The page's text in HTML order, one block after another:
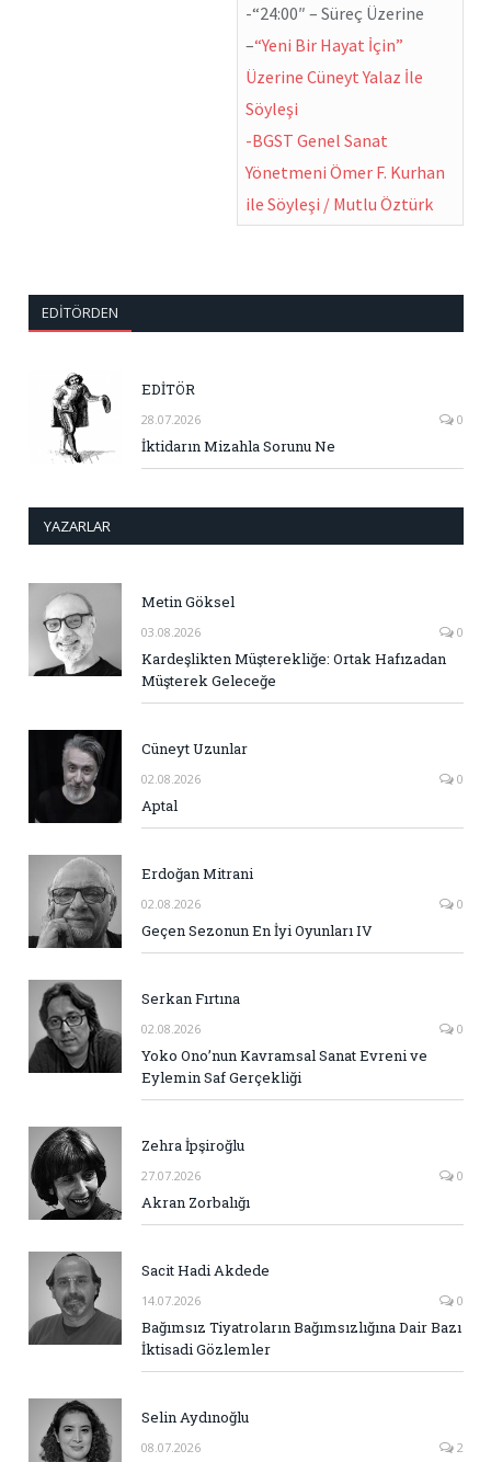
-“24:00″ – Süreç Üzerine
–“Yeni Bir Hayat İçin”
Üzerine Cüneyt Yalaz İle
Söyleşi
-BGST Genel Sanat
Yönetmeni Ömer F. Kurhan
ile Söyleşi / Mutlu Öztürk
EDITÖRDEN
EDİTÖR
28.07.2026 0
İktidarın Mizahla Sorunu Ne
YAZARLAR
Metin Göksel
03.08.2026 0
Kardeşlikten Müşterekliğe: Ortak Hafızadan
Müşterek Geleceğe
Cüneyt Uzunlar
02.08.2026 0
Aptal
Erdoğan Mitrani
02.08.2026 0
Geçen Sezonun En İyi Oyunları IV
Serkan Fırtına
02.08.2026 0
Yoko Ono’nun Kavramsal Sanat Evreni ve
Eylemin Saf Gerçekliği
Zehra İpşiroğlu
27.07.2026 0
Akran Zorbalığı
Sacit Hadi Akdede
14.07.2026 0
Bağımsız Tiyatroların Bağımsızlığına Dair Bazı
İktisadi Gözlemler
Selin Aydınoğlu
08.07.2026 2